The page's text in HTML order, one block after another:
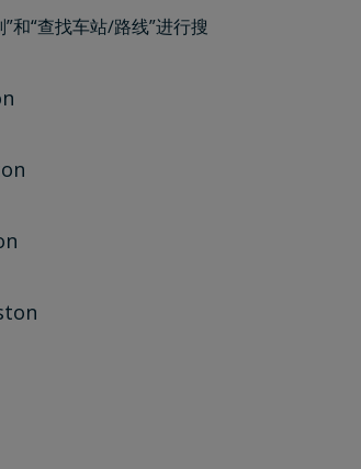
“查找车站/路线”进行搜